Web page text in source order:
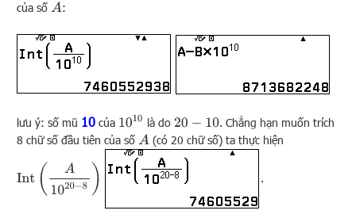
của số A :
lưu ý: số mũ 10 của 1010 là do 20−10
. Chẳng hạn muốn trích
8 chữ số đầu tiên của số A (có 20 chữ số) ta thực hiện
A10 20−
.